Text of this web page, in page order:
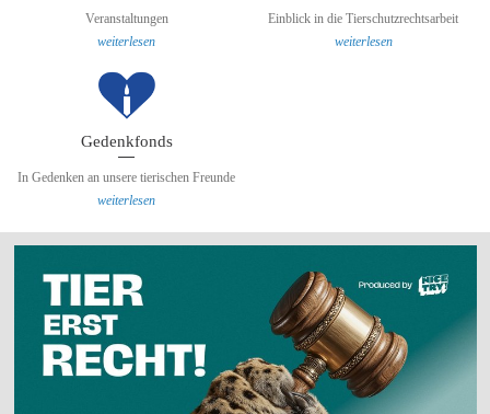
Veranstaltungen
weiterlesen
Einblick in die Tierschutzrechtsarbeit
weiterlesen
Gedenkfonds
In Gedenken an unsere tierischen Freunde
weiterlesen